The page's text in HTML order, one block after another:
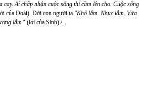
cay. Ai chấp nhận cuộc sống thì cầm lên cho. Cuộc sống
của Đoài). Đời con người ta "Khổ lắm. Nhục lắm. Vừa
lắm” (lời của Sinh)./.